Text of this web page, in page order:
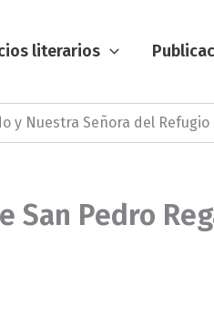
literarios
y Nuestra Señora del
San Pedro